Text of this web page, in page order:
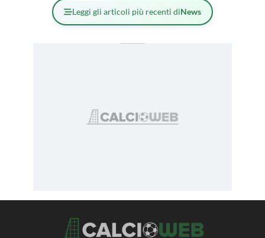
Leggi gli articoli più recenti diNews